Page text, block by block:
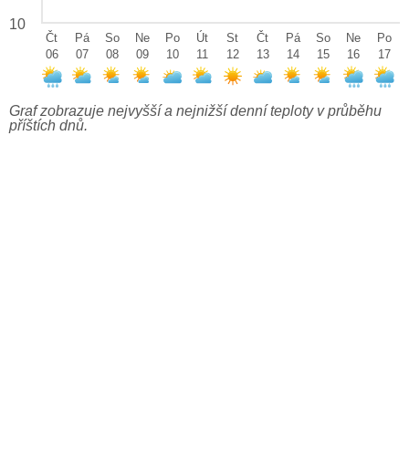
10
Čt
06
Pá
07
So
08
Ne
09
Po
10
Út
11
St
12
Čt
13
Pá
14
So
15
Ne
16
Po
17
Graf zobrazuje nejvyšší a nejnižší denní teploty v průběhu
příštích dnů.